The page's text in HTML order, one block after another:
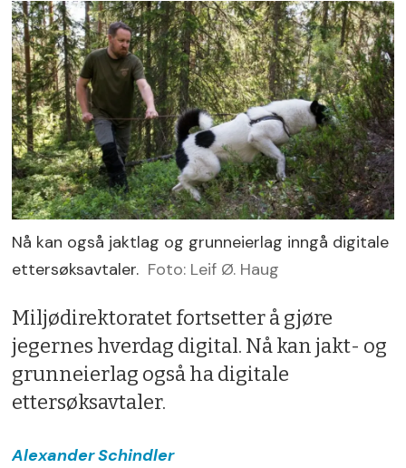
Nå kan også jaktlag og grunneierlag inngå digitale
ettersøksavtaler. Foto: Leif Ø. Haug
Miljødirektoratet fortsetter å gjøre
jegernes hverdag digital. Nå kan jakt- og
grunneierlag også ha digitale
ettersøksavtaler.
AlexanderSchindler